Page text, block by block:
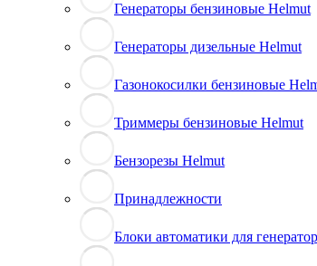
Генераторы бензиновые Helmut
Генераторы дизельные Helmut
Газонокосилки бензиновые
Триммеры бензиновые Helmut
Бензорезы Helmut
Принадлежности
Блоки автоматики для